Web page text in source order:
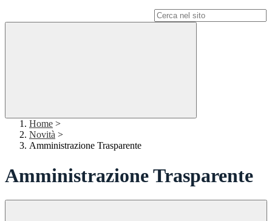
Home >
Novità >
Amministrazione Trasparente
Amministrazione Trasparente